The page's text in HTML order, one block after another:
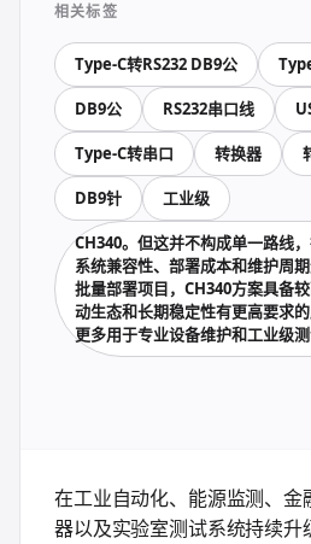
相关标签
Type-C转RS232 DB9公
DB9公 RS232串口线
Type-C转串口 转换器
DB9针 工业级
CH340。但这并不构成单一路线
系统兼容性、部署成本和维护周
批量部署项目，CH340方案具备
动生态和长期稳定性有更高要求
更多用于专业设备维护和工业级测
在工业自动化、能源监测、金
器以及实验室测试系统持续升